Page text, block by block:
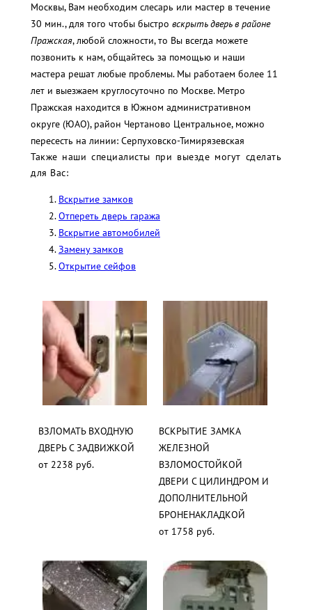
Москвы, Вам необходим слесарь или мастер в течение
30 мин., для того чтобы быстро вскрыть дверь в районе
Пражская, любой сложности, то Вы всегда можете
позвонить к нам, общайтесь за помощью и наши
мастера решат любые проблемы. Мы работаем более 11
лет и выезжаем круглосуточно по Москве. Метро
Пражская находится в Южном административном
округе (ЮАО), район Чертаново Центральное, можно
пересесть на линии: Серпуховско-Тимирязевская
Также наши специалисты при выезде могут сделать
для Вас:
Вскрытие замков
Отпереть дверь гаража
Вскрытие автомобилей
Замену замков
Открытие сейфов
ВЗЛОМАТЬ ВХОДНУЮ
ДВЕРЬ С ЗАДВИЖКОЙ
от 2238 руб.
ВСКРЫТИЕ ЗАМКА
ЖЕЛЕЗНОЙ
ВЗЛОМОСТОЙКОЙ
ДВЕРИ С ЦИЛИНДРОМ И
ДОПОЛНИТЕЛЬНОЙ
БРОНЕНАКЛАДКОЙ
от 1758 руб.